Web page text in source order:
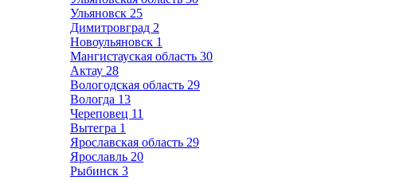
Ульяновск 25
Димитровград 2
Новоульяновск 1
Мангистауская область 30
Актау 28
Вологодская область 29
Вологда 13
Череповец 11
Вытегра 1
Ярославская область 29
Ярославль 20
Рыбинск 3